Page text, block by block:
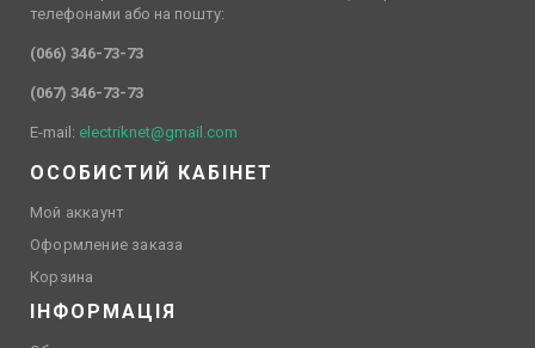
телефонами або на пошту:
(066) 346-73-73
(067) 346-73-73
E-mail: electriknet@gmail.com
ОСОБИСТИЙ КАБІНЕТ
Мой аккаунт
Оформление заказа
Корзина
ІНФОРМАЦІЯ